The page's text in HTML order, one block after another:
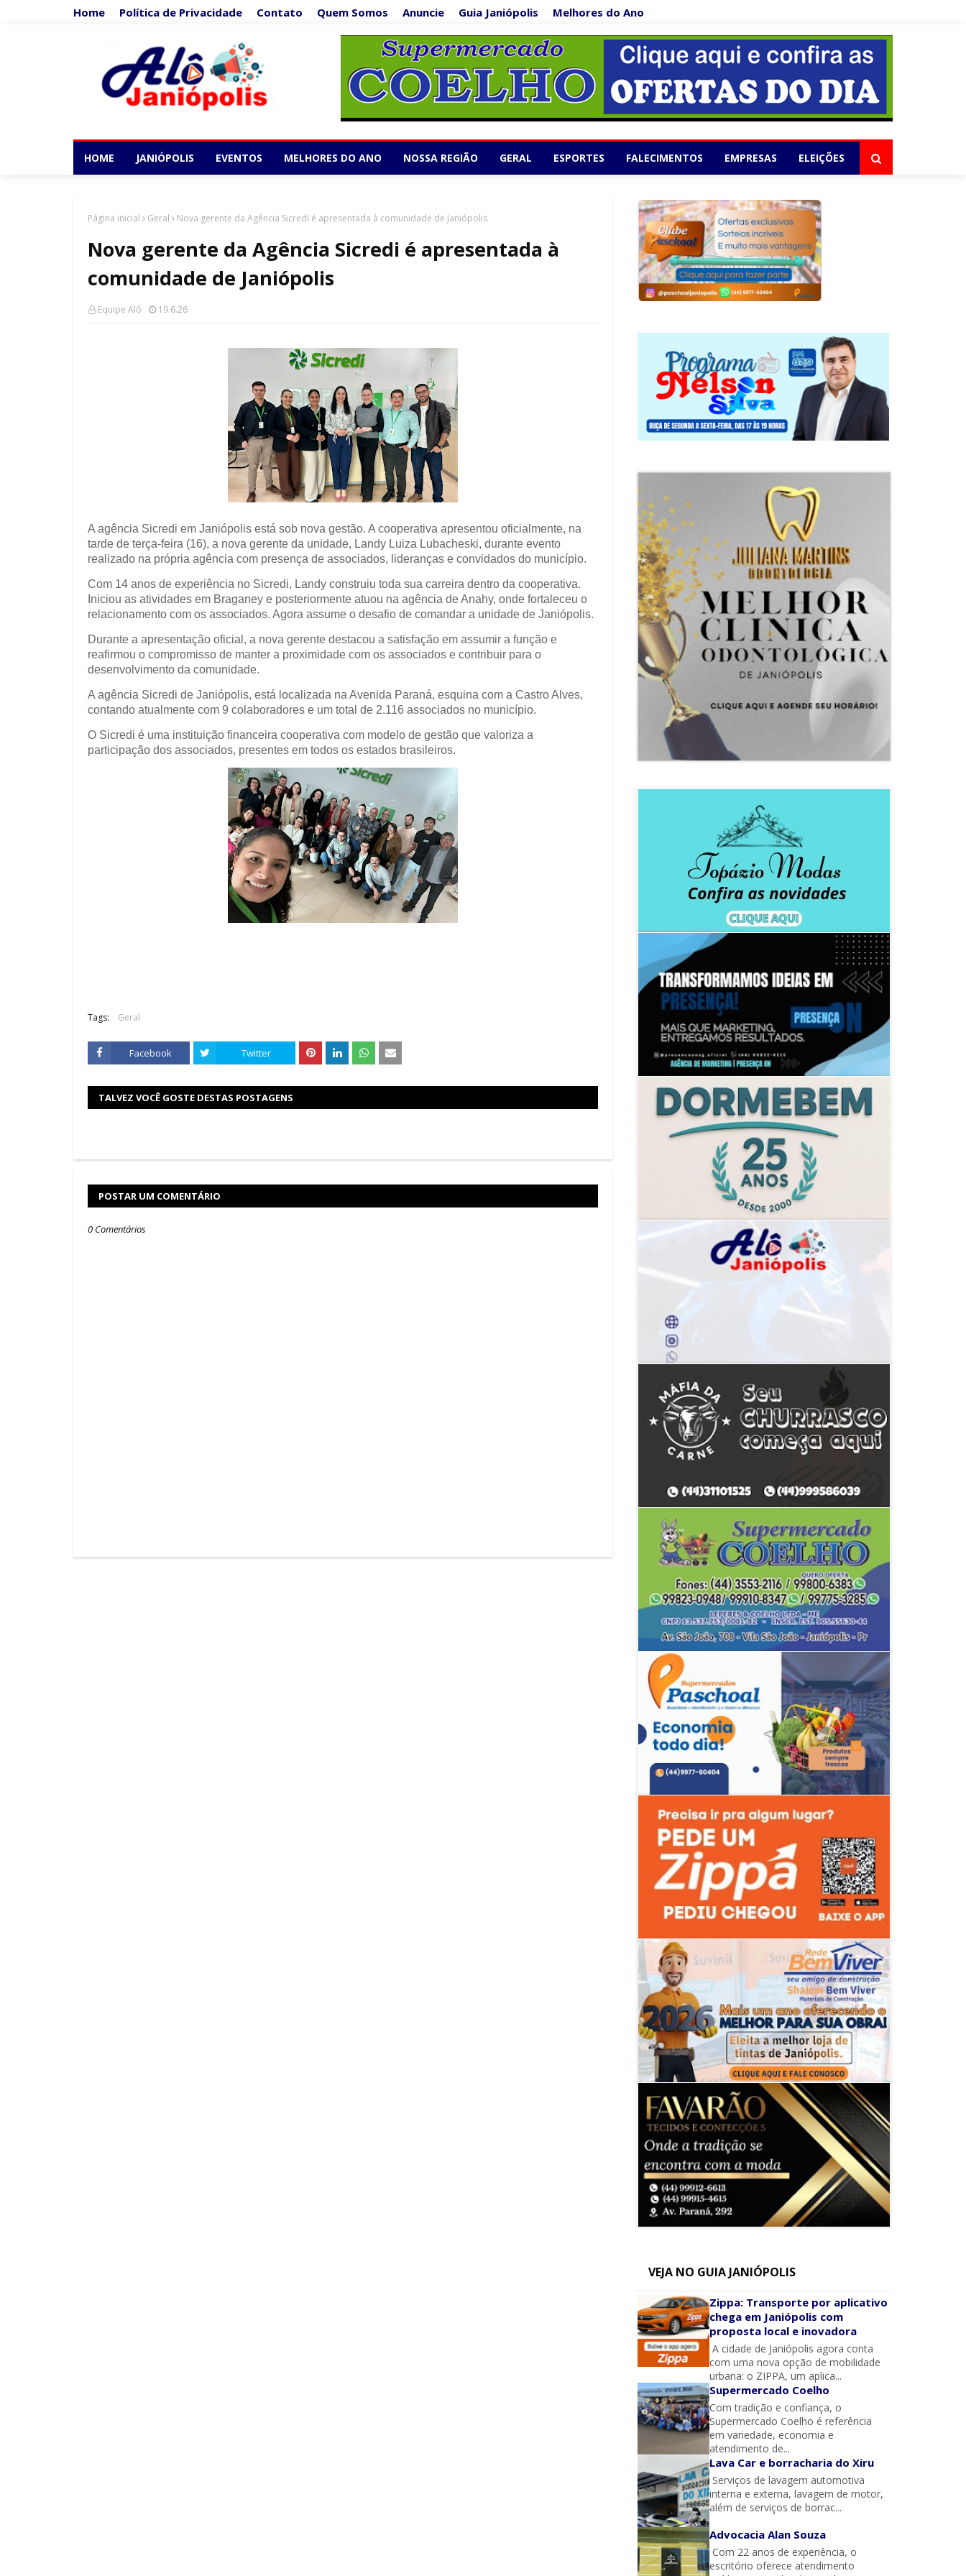
Home Política de Privacidade Contato Quem Somos Anuncie Guia Janiópolis Melhores do Ano
HOME JANIÓPOLIS EVENTOS MELHORES DO ANO NOSSA REGIÃO GERAL ESPORTES FALECIMENTOS EMPRESAS ELEIÇÕES
Página inicial Geral Nova gerente da Agência Sicredi é apresentada à comunidade de Janiópolis
Nova gerente da Agência Sicredi é apresentada à
comunidade de Janiópolis
Equipe Alô 19.6.26
A agência Sicredi em Janiópolis está sob nova gestão. A cooperativa apresentou oficialmente, na
tarde de terça-feira (16), a nova gerente da unidade, Landy Luiza Lubacheski, durante evento
realizado na própria agência com presença de associados, lideranças e convidados do município.
Com 14 anos de experiência no Sicredi, Landy construiu toda sua carreira dentro da cooperativa.
Iniciou as atividades em Braganey e posteriormente atuou na agência de Anahy, onde fortaleceu o
relacionamento com os associados. Agora assume o desafio de comandar a unidade de Janiópolis.
Durante a apresentação oficial, a nova gerente destacou a satisfação em assumir a função e
reafirmou o compromisso de manter a proximidade com os associados e contribuir para o
desenvolvimento da comunidade.
A agência Sicredi de Janiópolis, está localizada na Avenida Paraná, esquina com a Castro Alves,
contando atualmente com 9 colaboradores e um total de 2.116 associados no município.
O Sicredi é uma instituição financeira cooperativa com modelo de gestão que valoriza a
participação dos associados, presentes em todos os estados brasileiros.
Tags: Geral
Facebook Twitter
TALVEZ VOCÊ GOSTE DESTAS POSTAGENS
POSTAR UM COMENTÁRIO
0 Comentários
VEJA NO GUIA JANIÓPOLIS
Zippa: Transporte por aplicativo
chega em Janiópolis com
proposta local e inovadora
A cidade de Janiópolis agora conta
com uma nova opção de mobilidade
urbana: o ZIPPA, um aplica...
Supermercado Coelho
Com tradição e confiança, o
Supermercado Coelho é referência
em variedade, economia e
atendimento de...
Lava Car e borracharia do Xiru
Serviços de lavagem automotiva
interna e externa, lavagem de motor,
além de serviços de borrac...
Advocacia Alan Souza
Com 22 anos de experiência, o
escritório oferece atendimento